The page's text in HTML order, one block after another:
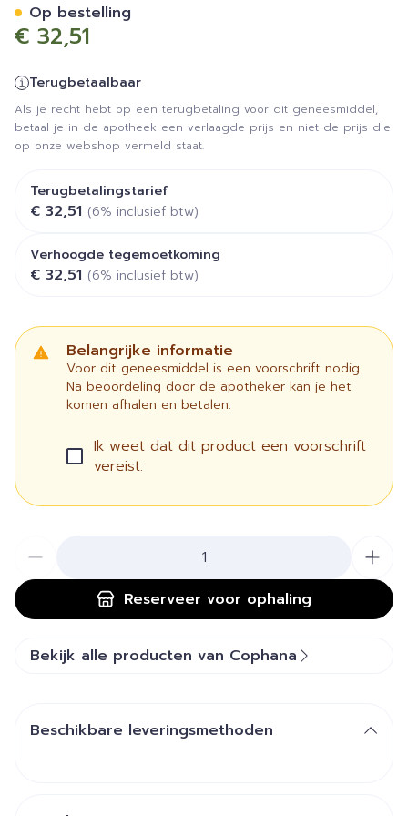
€ 32,51
Terugbetaalbaar
Als je recht hebt op een terugbetaling voor dit geneesmiddel,
betaal je in de apotheek een verlaagde prijs en niet de prijs die
op onze webshop vermeld staat.
Terugbetalingstarief
€ 32,51 (6% inclusief btw)
Verhoogde tegemoetkoming
€ 32,51 (6% inclusief btw)
Belangrijke informatie
Voor dit geneesmiddel is een voorschrift nodig.
Na beoordeling door de apotheker kan je het
komen afhalen en betalen.
Ik weet dat dit product een voorschrift
vereist.
Reserveer voor ophaling
Op bestelling
Bekijk alle producten van Cophana
Beschikbare leveringsmethoden